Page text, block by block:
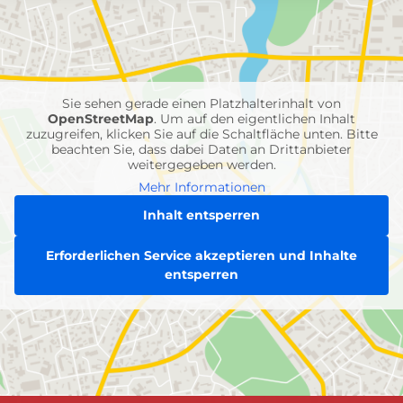
mit
Feuerwehr-
Einheiten
Sie sehen gerade einen Platzhalterinhalt von
OpenStreetMap. Um auf den eigentlichen Inhalt
zuzugreifen, klicken Sie auf die Schaltfläche unten. Bitte
beachten Sie, dass dabei Daten an Drittanbieter
weitergegeben werden.
Mehr Informationen
Inhalt entsperren
Erforderlichen Service akzeptieren und Inhalte
entsperren